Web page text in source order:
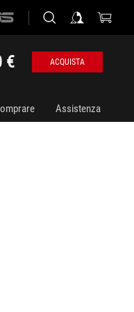
€ ACQUISTA
Assistenza